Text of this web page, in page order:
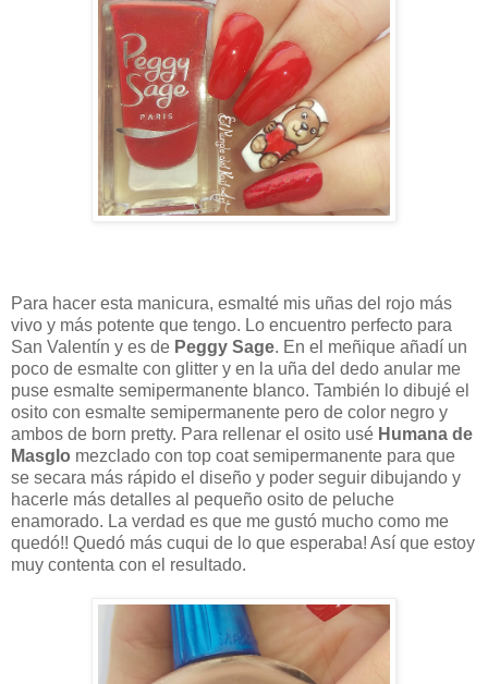
Para hacer esta manicura, esmalté mis uñas del rojo más
vivo y más potente que tengo. Lo encuentro perfecto para
San Valentín y es de Peggy Sage. En el meñique añadí un
poco de esmalte con glitter y en la uña del dedo anular me
puse esmalte semipermanente blanco. También lo dibujé el
osito con esmalte semipermanente pero de color negro y
ambos de born pretty. Para rellenar el osito usé Humana de
Masglo mezclado con top coat semipermanente para que
se secara más rápido el diseño y poder seguir dibujando y
hacerle más detalles al pequeño osito de peluche
enamorado. La verdad es que me gustó mucho como me
quedó!! Quedó más cuqui de lo que esperaba! Así que estoy
muy contenta con el resultado.